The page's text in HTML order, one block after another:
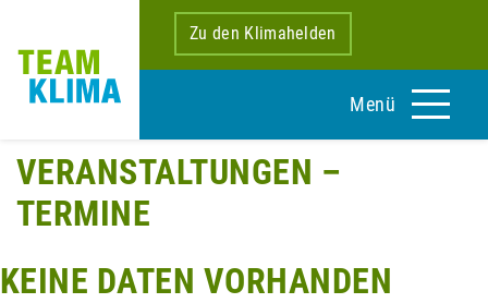
Zu den Klimahelden
Menü
VERANSTALTUNGEN –
TERMINE
KEINE DATEN VORHANDEN